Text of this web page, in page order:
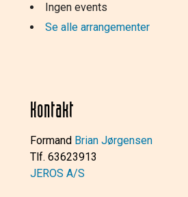
Ingen events
Se alle arrangementer
Kontakt
Formand Brian Jørgensen
Tlf. 63623913
JEROS A/S